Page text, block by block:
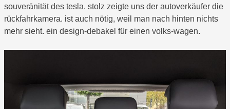
souveränität des tesla. stolz zeigte uns der autoverkäufer die
rückfahrkamera. ist auch nötig, weil man nach hinten nichts
mehr sieht. ein design-debakel für einen volks-wagen.